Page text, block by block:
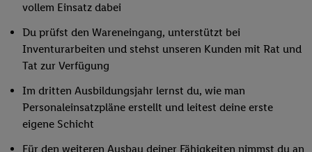
vollem Einsatz dabei
Du prüfst den Wareneingang, unterstützt bei
Inventurarbeiten und stehst unseren Kunden mit Rat und
Tat zur Verfügung
Im dritten Ausbildungsjahr lernst du, wie man
Personaleinsatzpläne erstellt und leitest deine erste
eigene Schicht
Für den weiteren Ausbau deiner Fähigkeiten nimmst du an